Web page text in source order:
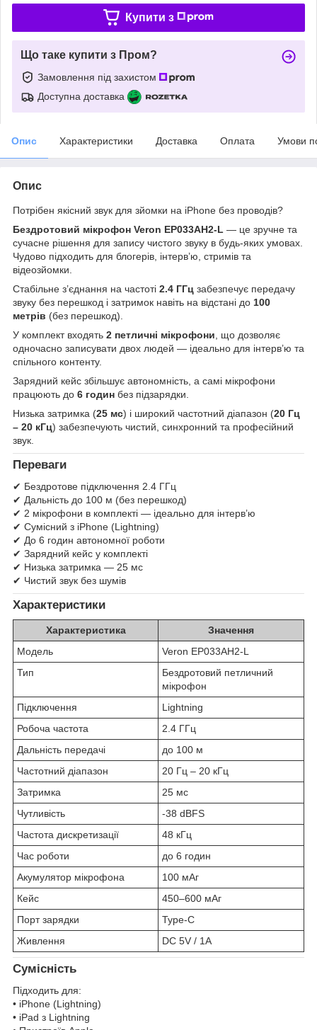
Купити з
Що таке купити з Пром?
Замовлення під захистом
Доступна доставка
Опис Характеристики Доставка Оплата Умови
Опис
Потрібен якісний звук для зйомки на iPhone без проводів?
Бездротовий мікрофон Veron EP033AH2-L — це зручне та
сучасне рішення для запису чистого звуку в будь-яких умовах.
Чудово підходить для блогерів, інтерв’ю, стримів та
відеозйомки.
Стабільне з’єднання на частоті 2.4 ГГц забезпечує передачу
звуку без перешкод і затримок навіть на відстані до 100
метрів (без перешкод).
У комплект входять 2 петличні мікрофони , що дозволяє
одночасно записувати двох людей — ідеально для інтерв’ю та
спільного контенту.
Зарядний кейс збільшує автономність, а самі мікрофони
працюють до 6 годин без підзарядки.
Низька затримка (25 мс) і широкий частотний діапазон (20 Гц
– 20 кГц) забезпечують чистий, синхронний та професійний
звук.
Переваги
✔ Бездротове підключення 2.4 ГГц
✔ Дальність до 100 м (без перешкод)
✔ 2 мікрофони в комплекті — ідеально для інтерв’ю
✔ Сумісний з iPhone (Lightning)
✔ До 6 годин автономної роботи
✔ Зарядний кейс у комплекті
✔ Низька затримка — 25 мс
✔ Чистий звук без шумів
Характеристики
Характеристика
Значення
Модель
Veron EP033AH2-L
Тип
Бездротовий петличний
мікрофон
Підключення
Lightning
Робоча частота
2.4 ГГц
Дальність передачі
до 100 м
Частотний діапазон
20 Гц – 20 кГц
Затримка
25 мс
Чутливість
-38 dBFS
Частота дискретизації
48 кГц
Час роботи
до 6 годин
Акумулятор мікрофона
100 мАг
Кейс
450–600 мАг
Порт зарядки
Type-C
Живлення
DC 5V / 1A
Сумісність
Підходить для:
• iPhone (Lightning)
• iPad з Lightning